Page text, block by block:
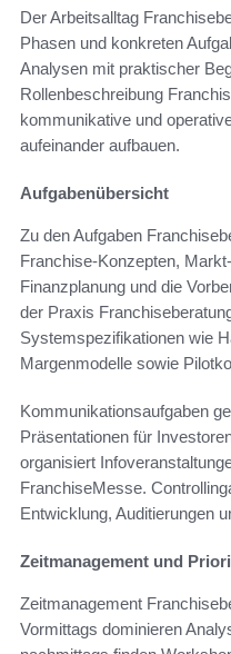
Der Arbeitsalltag
Phasen und konkreten
Analysen mit praktischer
Rollenbeschreibung
kommunikative und
aufeinander aufbauen.
Aufgabenübersicht
Zu den Aufgaben
Franchise-Konzepten,
Finanzplanung und die
der Praxis
Systemspezifikationen wie
Margenmodelle sowie
Kommunikationsaufgaben
Präsentationen für
organisiert
FranchiseMesse.
Entwicklung, Auditierungen
Zeitmanagement und
Zeitmanagement
Vormittags dominieren